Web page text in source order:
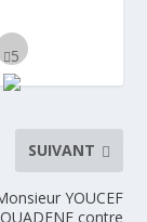
SUIVANT
YOUCEF
contre